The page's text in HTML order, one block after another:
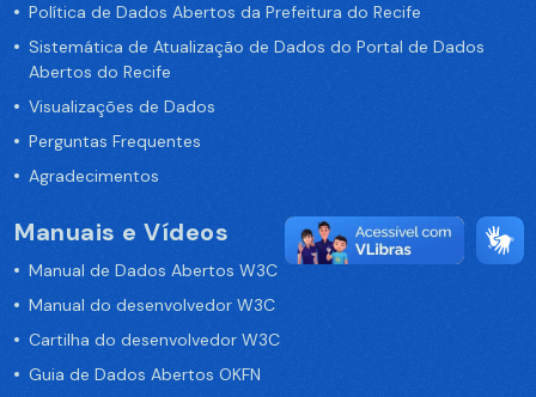
Política de Dados Abertos da Prefeitura do Recife
Sistemática de Atualização de Dados do Portal de Dados
Abertos do Recife
Visualizações de Dados
Perguntas Frequentes
Agradecimentos
Manuais e Vídeos
Manual de Dados Abertos W3C
Manual do desenvolvedor W3C
Cartilha do desenvolvedor W3C
Guia de Dados Abertos OKFN